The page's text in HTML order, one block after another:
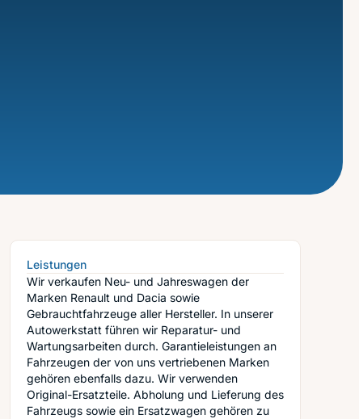
Leistungen
Wir verkaufen Neu- und Jahreswagen der
Marken Renault und Dacia sowie
Gebrauchtfahrzeuge aller Hersteller. In unserer
Autowerkstatt führen wir Reparatur- und
Wartungsarbeiten durch. Garantieleistungen an
Fahrzeugen der von uns vertriebenen Marken
gehören ebenfalls dazu. Wir verwenden
Original-Ersatzteile. Abholung und Lieferung des
Fahrzeugs sowie ein Ersatzwagen gehören zu